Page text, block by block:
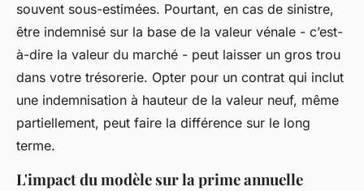
souvent sous-estimées. Pourtant, en cas de sinistre,
être indemnisé sur la base de la valeur vénale - c’est-
à-dire la valeur du marché - peut laisser un gros trou
dans votre trésorerie. Opter pour un contrat qui inclut
une indemnisation à hauteur de la valeur neuf, même
partiellement, peut faire la différence sur le long
terme.
L'impact du modèle sur la prime annuelle